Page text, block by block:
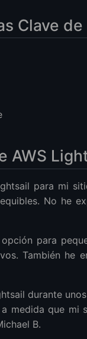
Clave de
AWS
para mi
No he
para
También he
durante
medida que
B.